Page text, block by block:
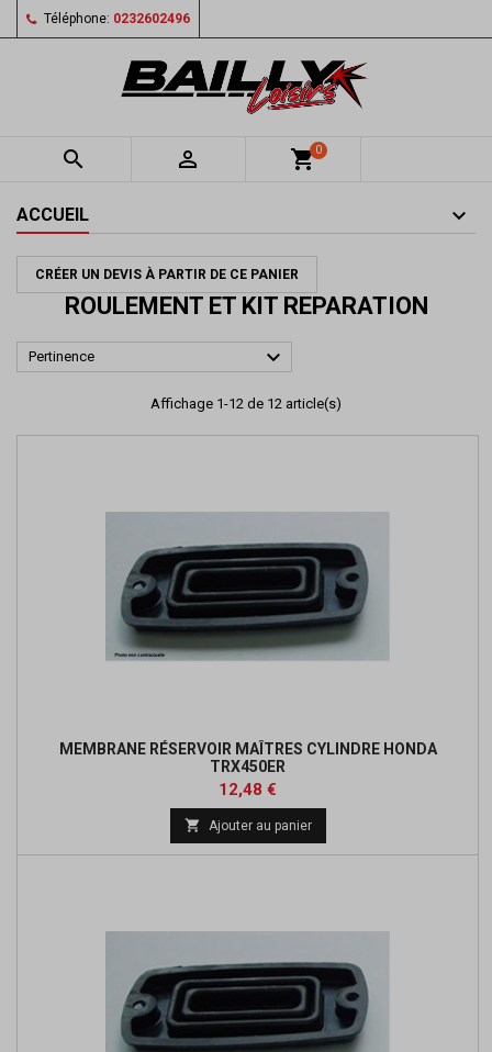
Téléphone: 0232602496
  shopping_cart0
ACCUEIL
CRÉER UN DEVIS À PARTIR DE CE PANIER
ROULEMENT ET KIT REPARATION
Pertinence 
Affichage 1-12 de 12 article(s)
MEMBRANE RÉSERVOIR MAÎTRES CYLINDRE HONDA
TRX450ER
Prix
12,48 €
base
 Ajouter au panier